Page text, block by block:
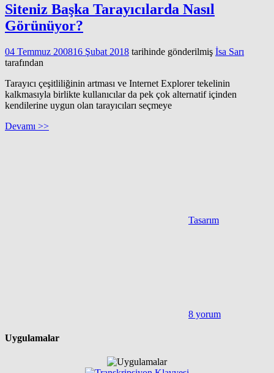
Siteniz Başka Tarayıcılarda Nasıl
Görünüyor?
04 Temmuz 200816 Şubat 2018 tarihinde gönderilmiş İsa Sarı
tarafından
Tarayıcı çeşitliliğinin artması ve Internet Explorer tekelinin
kalkmasıyla birlikte kullanıcılar da pek çok alternatif içinden
kendilerine uygun olan tarayıcıları seçmeye
Devamı >>
Tasarım
8 yorum
Uygulamalar